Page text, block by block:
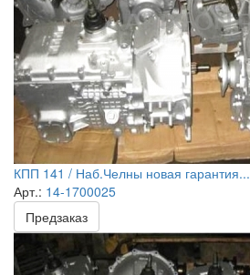
КПП 141 / Наб.Челны новая гарантия...
Арт.: 14-1700025
Предзаказ